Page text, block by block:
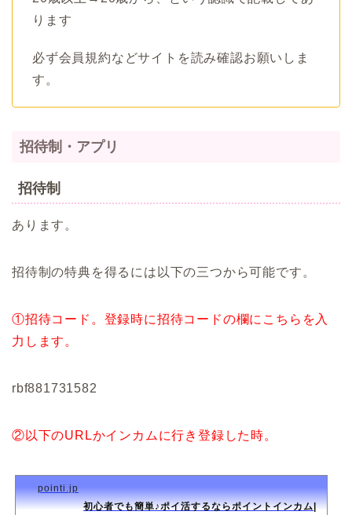
ります
必ず会員規約などサイトを読み確認お願いしま
す。
招待制・アプリ
招待制
あります。
招待制の特典を得るには以下の三つから可能です。
①招待コード。登録時に招待コードの欄にこちらを入
力します。
rbf881731582
②以下のURLかインカムに行き登録した時。
pointi.jp
初心者でも簡単♪ポイ活するならポイントインカム|